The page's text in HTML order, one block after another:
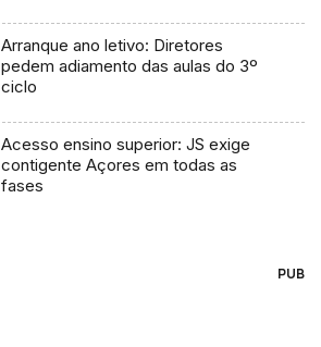
Arranque ano letivo: Diretores
pedem adiamento das aulas do 3º
ciclo
Acesso ensino superior: JS exige
contigente Açores em todas as
fases
PUB